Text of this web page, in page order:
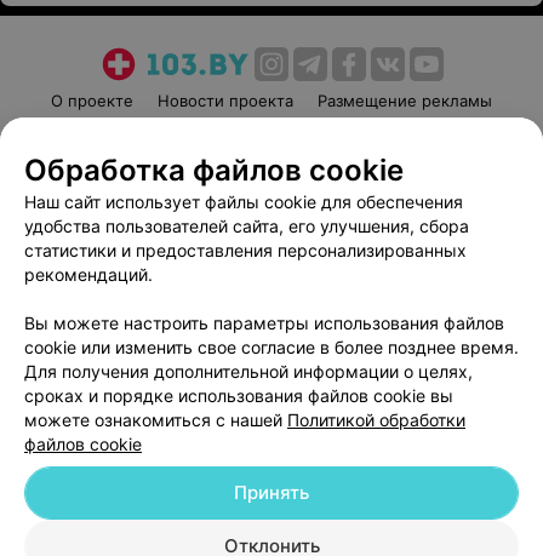
О проекте Новости проекта
Размещение рекламы
Пользовательское соглашение
Способы оплаты
Вакансии
Партнеры
Написать руководителю 103.by
Обработка персональных данных
© 2026 ООО «Артокс Лаб», УНП 191700409
| 220012, Республика Беларусь,
Обработка файлов cookie
Наш сайт использует файлы cookie для обеспечения
удобства пользователей сайта, его улучшения, сбора
статистики и предоставления персонализированных
рекомендаций.
Вы можете настроить параметры использования файлов
cookie или изменить свое согласие в более позднее время.
Для получения дополнительной информации о целях,
сроках и порядке использования файлов cookie вы
можете ознакомиться с нашей Политикой обработки
файлов cookie
Отклонить
Принять